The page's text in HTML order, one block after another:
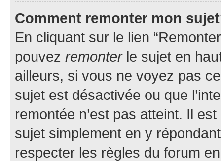
Comment remonter mon
En cliquant sur le lien
pouvez remonterle sujet en
ailleurs, si vous ne voyez pas
sujet est désactivée ou que
remontée n’est pas atteint. Il
sujet simplement en y
respecter les règles du forum